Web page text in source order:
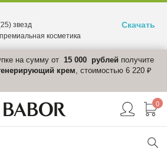
на сумму от 15 000 рублей получите
крем, стоимостью 6 220 ₽
0
звезд
косметика
Скачать